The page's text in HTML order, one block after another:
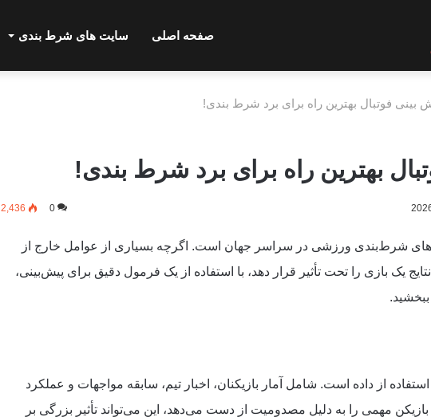
صفحه اصلی سایت های شرط بندی
بینی فوتبال بهترین راه برای برد شرط بندی!
بهترین راه برای برد شرط بندی!
0
2,436
شرط‌بندی ورزشی در سراسر جهان است. اگرچه بسیاری از عوامل خارج از
یک بازی را تحت تأثیر قرار دهد، با استفاده از یک فرمول دقیق برای پیش‌بینی،
ببخشید.
از داده است. شامل آمار بازیکنان، اخبار تیم، سابقه مواجهات و عملکرد
بازیکن مهمی را به دلیل مصدومیت از دست می‌دهد، این می‌تواند تأثیر بزرگی بر